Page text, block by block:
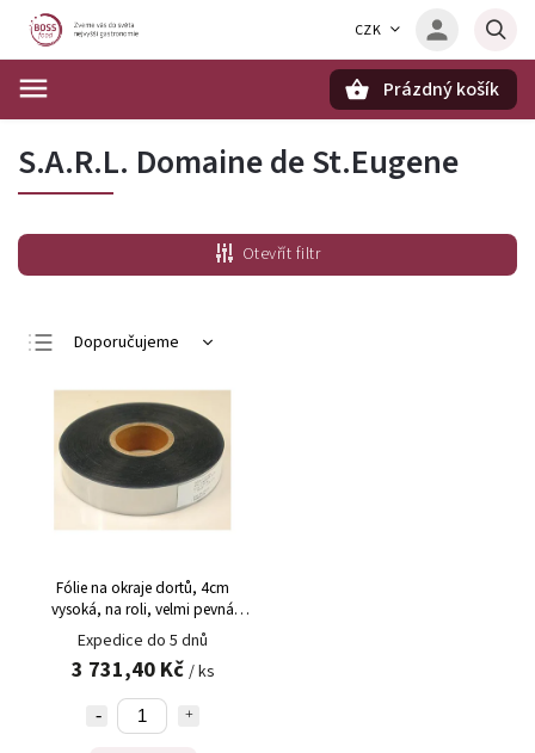
CZK
Prázdný košík
S.A.R.L. Domaine de St.Eugene
Otevřít filtr
Doporučujeme
Nejdražší
Nejprodávanější
Abecedně
Fólie na okraje dortů, 4cm
vysoká, na roli, velmi pevná
kvalitní, 150µ, 200 m
Expedice do 5 dnů
3 731,40 Kč / ks